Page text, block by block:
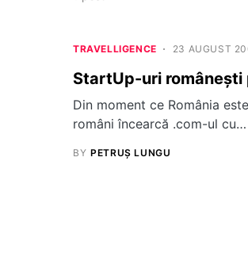
TRAVELLIGENCE 23 AUGUST
StartUp-uri
Din moment ce România
români încearcă .com-ul cu…
BY PETRUȘ LUNGU